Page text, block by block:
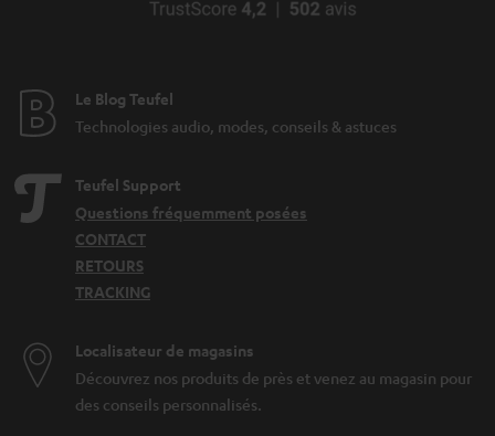
Le Blog Teufel
Technologies audio, modes, conseils & astuces
Teufel Support
Questions fréquemment posées
CONTACT
RETOURS
TRACKING
Localisateur de magasins
Découvrez nos produits de près et venez au magasin pour
des conseils personnalisés.